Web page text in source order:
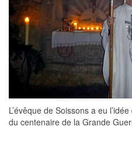
L’évêque de Soissons a eu
du centenaire de la Grande